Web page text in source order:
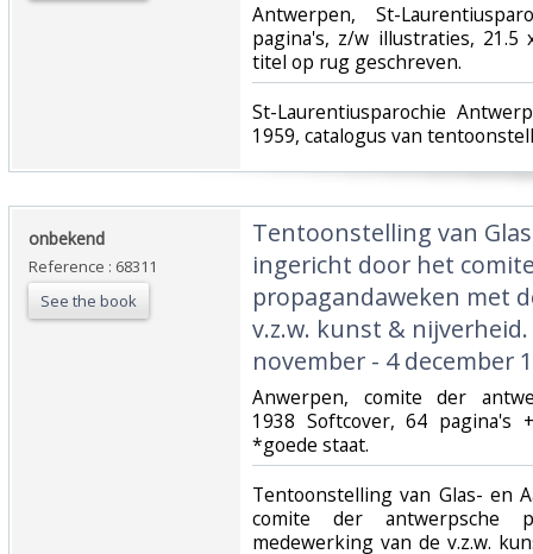
‎Antwerpen, St-
pagina's, z/w illustraties, 21.5
titel op rug geschreven.‎
‎St-Laurentiusparochie
1959, catalogus van
‎onbekend‎
Reference : 68311
See the book
‎Tentoonstelling van
ingericht door het
propagandaweken met
v.z.w. kunst &
november - 4 december
‎Anwerpen, comite der
1938 Softcover, 64 pagina's
*goede staat.‎
‎Tentoonstelling van Glas- en
comite der antwerpsche
medewerking van de v.z.w.